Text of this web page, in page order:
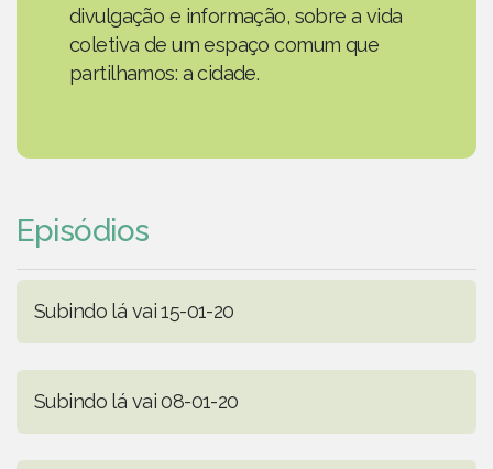
divulgação e informação, sobre a vida
coletiva de um espaço comum que
partilhamos: a cidade.
Episódios
Subindo lá vai 15-01-20
Subindo lá vai 08-01-20